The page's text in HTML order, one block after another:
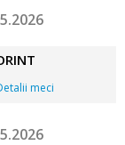
meci